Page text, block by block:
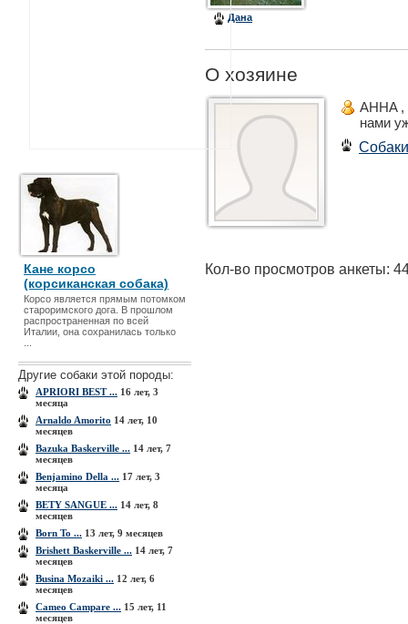
Кане корсо
(корсиканская собака)
Корсо является прямым потомком
староримского дога. В прошлом
распространенная по всей
Италии, она сохранилась только
Другие собаки этой породы:
APRIORI BEST ... 16 лет, 3
месяца
Arnaldo Amorito 14 лет, 10
месяцев
Bazuka Baskerville ... 14 лет, 7
месяцев
Benjamino Della ... 17 лет, 3
месяца
BETY SANGUE ... 14 лет, 8
месяцев
Born To ... 13 лет, 9 месяцев
Brishett Baskerville ... 14 лет, 7
месяцев
Busina Mozaiki ... 12 лет, 6
месяцев
Cameo Campare ... 15 лет, 11
месяцев
Дана
О хозяине
AHHA ,
нами
Собаки
Кол-во просмотров анкеты: